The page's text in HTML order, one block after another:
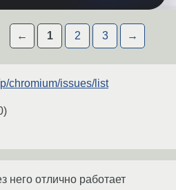
← 1 2 3 →
chromium/issues/list
)
него отлично работает